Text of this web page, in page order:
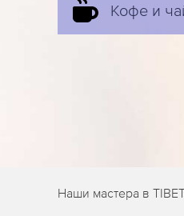
Кофе и
Наши мастера в